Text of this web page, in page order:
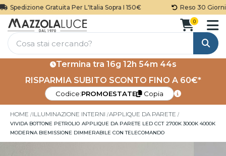
Spedizione Gratuita Per L'Italia Sopra I 150€ Reso 30 Giorni
Cerca
0
Termina tra 16g 12h 54m 44s
RISPARMIA SUBITO SCONTO FINO A 60€*
Codice:PROMOESTATE Copia
HOME ILLUMINAZIONE INTERNI APPLIQUE DA PARETE
VIVIDA BOTTONE PETROLIO APPLIQUE DA PARETE LED CCT 2700K 3000K 4000K
MODERNA BIEMISSIONE DIMMERABILE CON TELECOMANDO